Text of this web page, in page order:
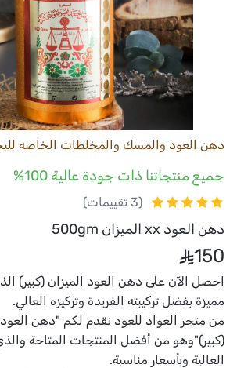
دهن العود والمسك والمخلطات الخاصه
جميع منتجاتنا ذات جودة عالية 100%
(3 تقييمات)
دهن العود xx الميزان 500gm
150
احصل الآن على دهن العود الميزان (كبير)
مميزة بفضل تركيبته الفريدة وتركيزه العالي.
(كبير)"وهو من أفضل المنتجات المتاحة
العالية وبأسعار مناسبة.